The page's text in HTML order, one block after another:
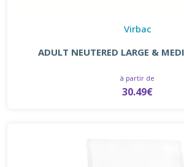
Virbac
ADULT NEUTERED LARGE &
à partir de
30.49€